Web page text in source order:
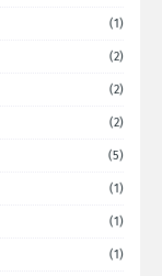
(1)
(2)
(2)
(2)
(5)
(1)
(1)
(1)